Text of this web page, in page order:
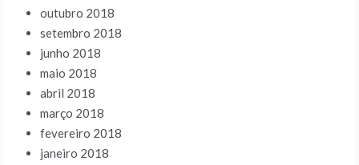
outubro 2018
setembro 2018
junho 2018
maio 2018
abril 2018
março 2018
fevereiro 2018
janeiro 2018